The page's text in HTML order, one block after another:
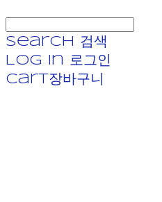
Search
검색
Log In
로그인
Cart장바구니